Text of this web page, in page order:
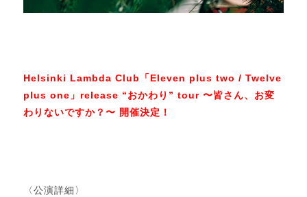
Helsinki Lambda Club「Eleven plus two / Twelve
plus one」release “おかわり” tour 〜皆さん、お変
わりないですか？〜 開催決定！
〈公演詳細〉